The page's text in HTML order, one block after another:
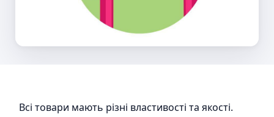
Всі товари мають різні властивості та якості.